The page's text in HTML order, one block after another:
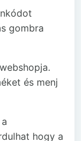
gombra
és menj
hogy a